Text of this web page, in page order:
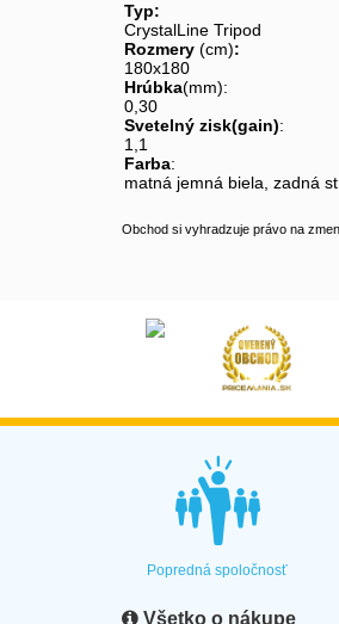
Typ:
CrystalLine Tripod
Rozmery (cm):
180x180
Hrúbka(mm):
0,30
Svetelný zisk(gain):
1,1
Farba:
matná jemná biela, zadná
Obchod si vyhradzuje právo na
Popredná spoločnosť
Všetko o nákupe